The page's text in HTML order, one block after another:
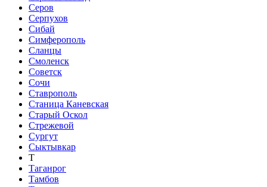
Серов
Серпухов
Сибай
Симферополь
Сланцы
Смоленск
Советск
Сочи
Ставрополь
Станица Каневская
Старый Оскол
Стрежевой
Сургут
Сыктывкар
Т
Таганрог
Тамбов